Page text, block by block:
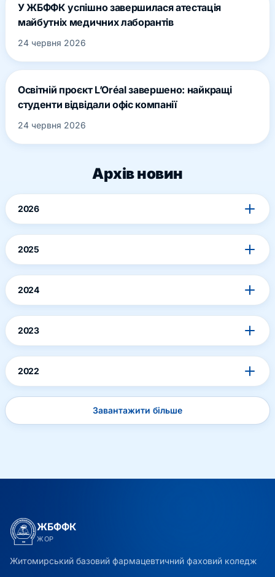
У ЖБФФК успішно завершилася атестація
майбутніх медичних лаборантів
24 червня 2026
Освітній проєкт L’Oréal завершено: найкращі
студенти відвідали офіс компанії
24 червня 2026
Архів новин
2026
2025
2024
2023
2022
Завантажити більше
ЖБФФК
ЖОР
Житомирський базовий фармацевтичний фаховий коледж